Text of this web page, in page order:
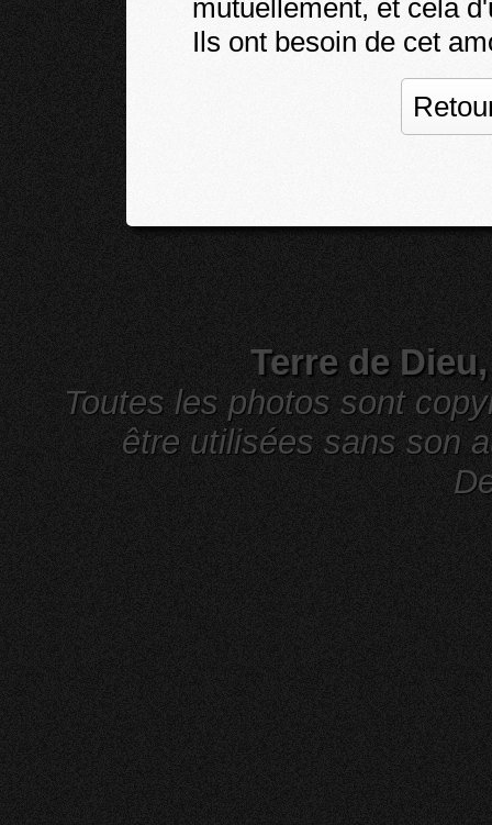
mutuellement, et cela
Ils ont besoin de cet
Terre de
Toutes les photos sont
être utilisées sans son